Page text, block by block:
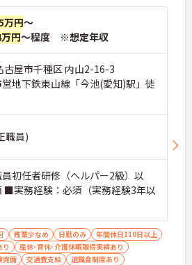
万円～
円～程度 ※想定年収
古屋市千種区 内山2-16-3
地下鉄東山線「今池(愛知)駅」徒
職員)
初任者研修（ヘルパー2級）以
■実務経験：必須（実務経験3年以
残業少なめ 日勤のみ
年間休日110日以上
り
産休･育休･介護休暇取得実績あり
完備 交通費支給 退職金制度あり